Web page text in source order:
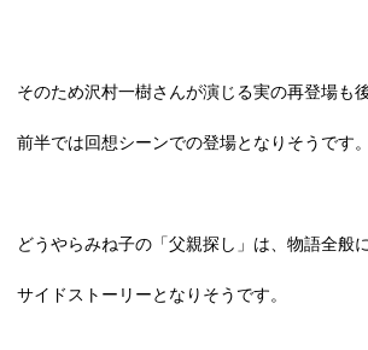
そのため沢村一樹さんが演じる実の再登場も
前半では回想シーンでの登場となりそうです。
どうやらみね子の「父親探し」は、物語全般
サイドストーリーとなりそうです。